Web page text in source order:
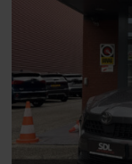
Stuur
Airbag(s)
Airbag(s)